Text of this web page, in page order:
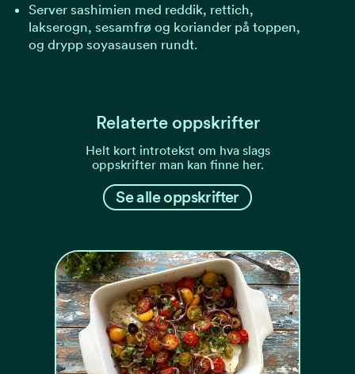
Server sashimien med reddik, rettich,
lakserogn, sesamfrø og koriander på toppen,
og drypp soyasausen rundt.
Relaterte oppskrifter
Helt kort introtekst om hva slags
oppskrifter man kan finne her.
Se alle oppskrifter